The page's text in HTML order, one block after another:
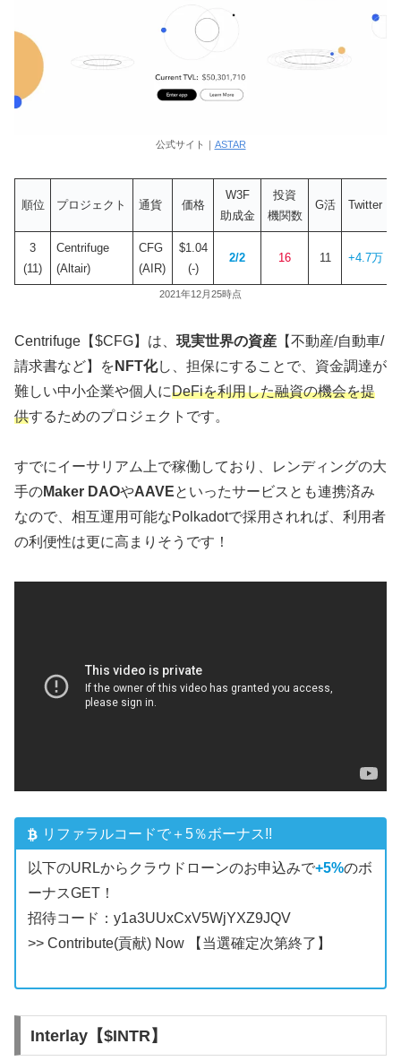
公式サイト｜ ASTAR
順位 プロジェクト 通貨 価格
W3F
助成金
投資
機関数
G活 Twitter
3
(11)
Centrifuge
(Altair)
CFG
(AIR)
$1.04
(-)
2/2 16 11 +4.7万
2021年12月25時点
Centrifuge【$CFG】は、 現実世界の資産 【不動産/自動車/
請求書など】を NFT化し、担保にすることで、資金調達が
難しい中小企業や個人にDeFiを利用した融資の機会を提
供するためのプロジェクトです。
すでにイーサリアム上で稼働しており、レンディングの大
手のMaker DAOやAAVEといったサービスとも連携済み
なので、相互運用可能なPolkadotで採用されれば、利用者
の利便性は更に高まりそうです！
リファラルコードで＋5％ボーナス!!
以下のURLからクラウドローンのお申込みで+5%のボ
ーナスGET！
招待コード：y1a3UUxCxV5WjYXZ9JQV
>> Contribute(貢献) Now
【当選確定次第終了】
Interlay【$INTR】